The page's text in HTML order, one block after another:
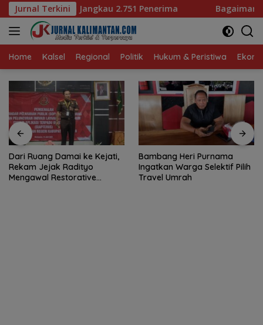
Langsung
ke
konten
Jurnal Terkini
Penerima Bagaimana KIP Hadapi Deepfake dan
Home Kalsel Regional Politik Hukum & Peristiwa
Dari Ruang Damai ke Kejati,
Rekam Jejak Radityo
Mengawal Restorative
Bambang Heri Purnama
Ingatkan Warga Selektif Pilih
Travel Umrah